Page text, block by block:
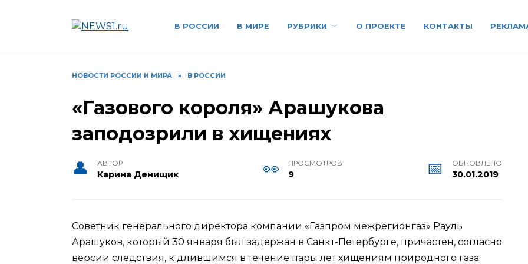
В РОССИИ В МИРЕ РУБРИКИ О ПРОЕКТЕ КОНТАКТЫ
НОВОСТИ РОССИИ И МИРА » В РОССИИ
«Газового короля» Арашукова
заподозрили в хищениях
АВТОР
Карина Денищик
ПРОСМОТРОВ
9
ОБНОВЛЕНО
30.01.2019
Советник генерального директора компании «Газпром межрегионгаз» Рауль
Арашуков, который 30 января был задержан в Санкт-Петербурге, причастен, согласно
версии следствия, к длившимся в течение пары лет хищениям природного газа